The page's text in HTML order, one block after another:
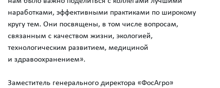
наработками, эффективными практиками по широкому
кругу тем. Они посвящены, в том числе вопросам,
связанным с качеством жизни, экологией,
технологическим развитием, медициной
и здравоохранением».
Заместитель генерального директора «ФосАгро»